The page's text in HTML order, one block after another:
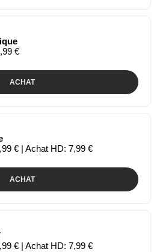
€
ACHAT
€ | Achat HD: 7,99 €
ACHAT
€ | Achat HD: 7,99 €